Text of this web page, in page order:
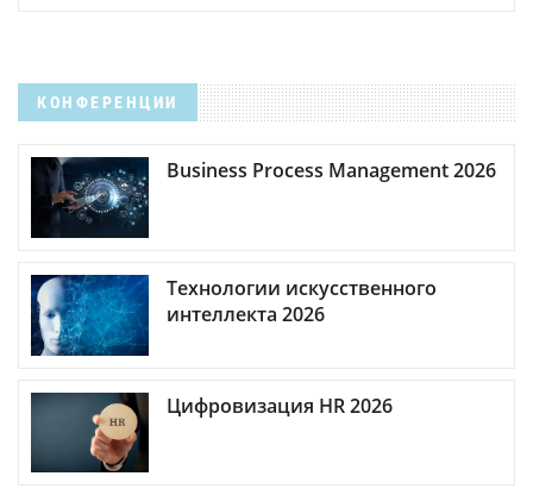
КОНФЕРЕНЦИИ
Business Process Management 2026
Технологии искусственного
интеллекта 2026
Цифровизация HR 2026